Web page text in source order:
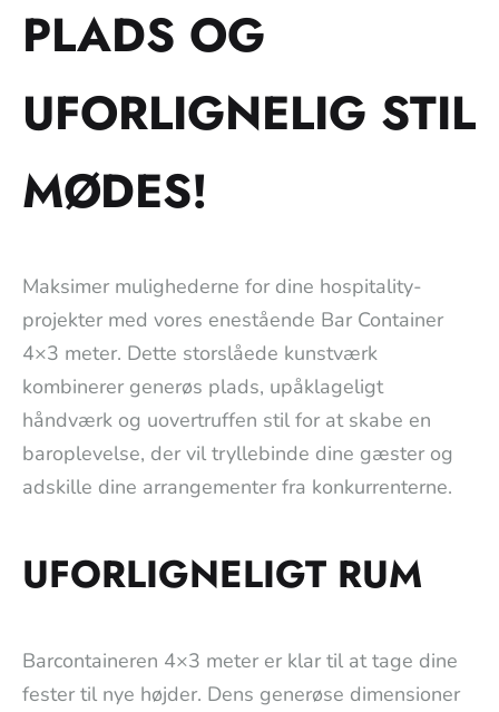
PLADS OG
UFORLIGNELIG STIL
MØDES!
Maksimer mulighederne for dine hospitality-
projekter med vores enestående Bar Container
4×3 meter. Dette storslåede kunstværk
kombinerer generøs plads, upåklageligt
håndværk og uovertruffen stil for at skabe en
baroplevelse, der vil tryllebinde dine gæster og
adskille dine arrangementer fra konkurrenterne.
UFORLIGNELIGT RUM
Barcontaineren 4×3 meter er klar til at tage dine
fester til nye højder. Dens generøse dimensioner